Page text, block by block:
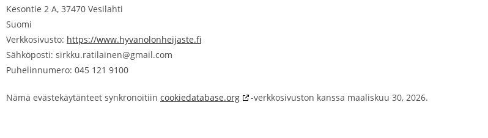
Kesontie 2 A, 37470 Vesilahti
Suomi
Verkkosivusto: https://www.hyvanolonheijaste.fi
Sähköposti: sirkku.ratilainen@gmail.com
Puhelinnumero: 045 121 9100
Nämä evästekäytänteet synkronoitiin cookiedatabase.org -verkkosivuston kanssa maaliskuu 30, 2026.